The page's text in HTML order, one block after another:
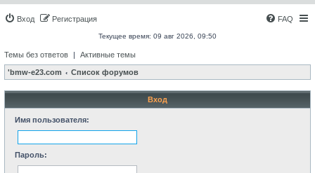
Вход Регистрация FAQ
Текущее время: 09 авг 2026, 09:50
Темы без ответов | Активные темы
'bmw-e23.com Список форумов
Вход
Имя пользователя:
Пароль: